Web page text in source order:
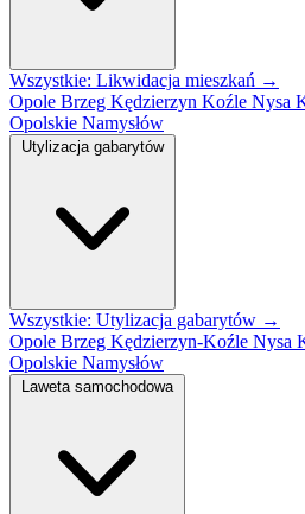
Wszystkie: Likwidacja mieszkań →
Opole Brzeg Kędzierzyn Koźle Nysa
Opolskie Namysłów
Utylizacja gabarytów
Wszystkie: Utylizacja gabarytów →
Opole Brzeg Kędzierzyn-Koźle Nysa
Opolskie Namysłów
Laweta samochodowa